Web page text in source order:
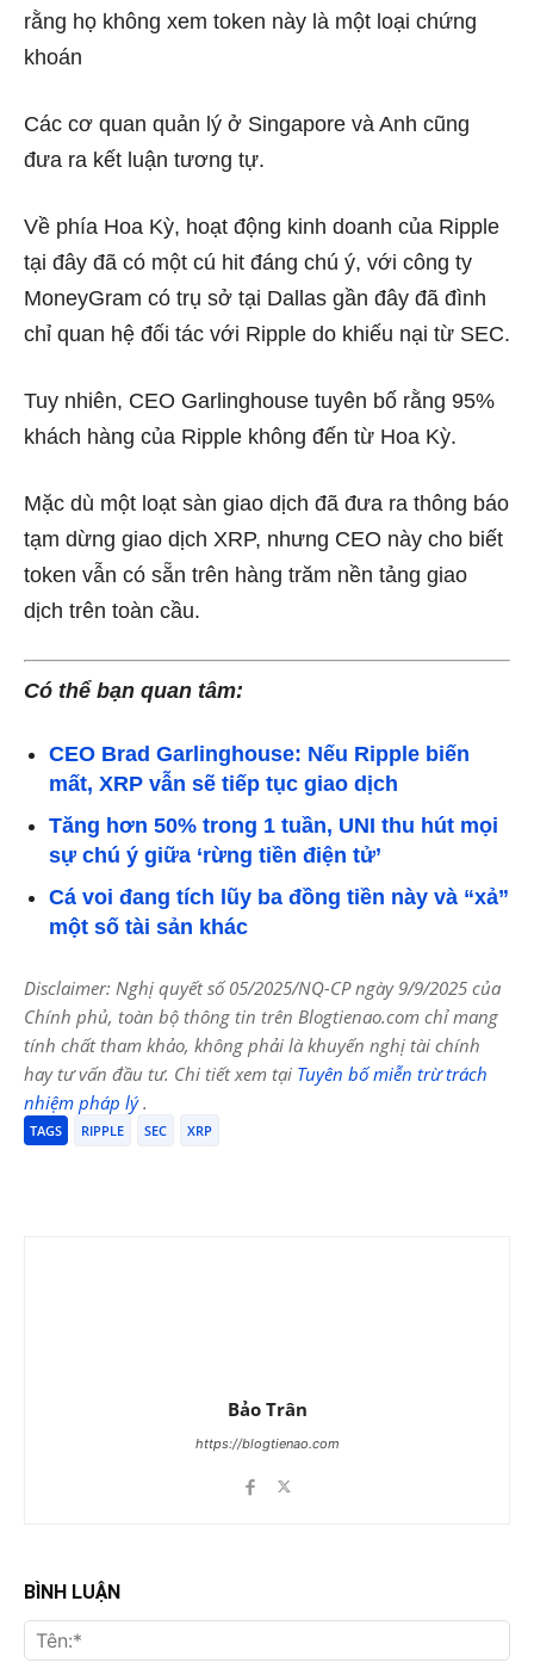
rằng họ không xem token này là một loại chứng
khoán
Các cơ quan quản lý ở Singapore và Anh cũng
đưa ra kết luận tương tự.
Về phía Hoa Kỳ, hoạt động kinh doanh của Ripple
tại đây đã có một cú hit đáng chú ý, với công ty
MoneyGram có trụ sở tại Dallas gần đây đã đình
chỉ quan hệ đối tác với Ripple do khiếu nại từ SEC.
Tuy nhiên, CEO Garlinghouse tuyên bố rằng 95%
khách hàng của Ripple không đến từ Hoa Kỳ.
Mặc dù một loạt sàn giao dịch đã đưa ra thông báo
tạm dừng giao dịch XRP, nhưng CEO này cho biết
token vẫn có sẵn trên hàng trăm nền tảng giao
dịch trên toàn cầu.
Có thể bạn quan tâm:
CEO Brad Garlinghouse: Nếu Ripple biến
mất, XRP vẫn sẽ tiếp tục giao dịch
Tăng hơn 50% trong 1 tuần, UNI thu hút mọi
sự chú ý giữa ‘rừng tiền điện tử’
Cá voi đang tích lũy ba đồng tiền này và “xả”
một số tài sản khác
Disclaimer: Nghị quyết số 05/2025/NQ-CP ngày 9/9/2025 của
Chính phủ, toàn bộ thông tin trên Blogtienao.com chỉ mang
tính chất tham khảo, không phải là khuyến nghị tài chính
hay tư vấn đầu tư. Chi tiết xem tại Tuyên bố miễn trừ trách
nhiệm pháp lý.
TAGS RIPPLE SEC XRP
Bảo Trân
https://blogtienao.com
BÌNH LUẬN